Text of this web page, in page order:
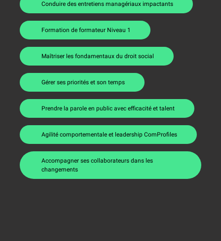
Conduire des entretiens managériaux impactants
Formation de formateur Niveau 1
Maîtriser les fondamentaux du droit social
Gérer ses priorités et son temps
Prendre la parole en public avec efficacité et talent
Agilité comportementale et leadership ComProfiles
Accompagner ses collaborateurs dans les
changements